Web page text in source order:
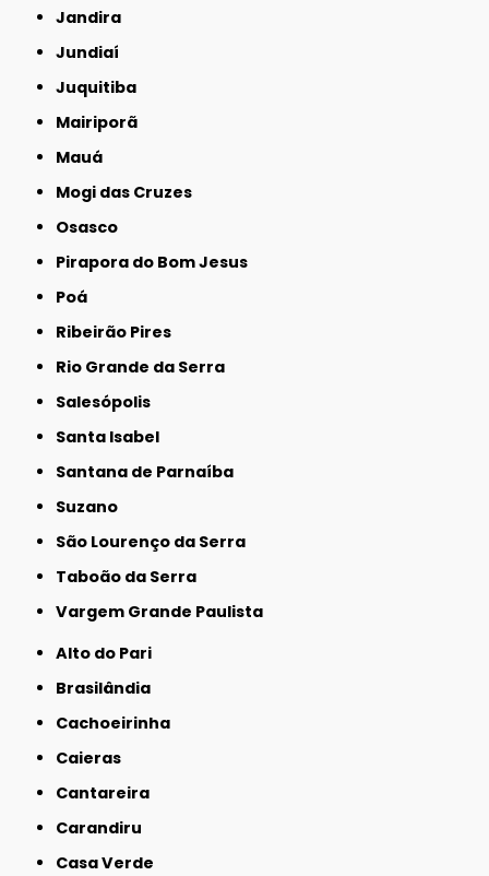
Jandira
Jundiaí
Juquitiba
Mairiporã
Mauá
Mogi das Cruzes
Osasco
Pirapora do Bom Jesus
Poá
Ribeirão Pires
Rio Grande da Serra
Salesópolis
Santa Isabel
Santana de Parnaíba
Suzano
São Lourenço da Serra
Taboão da Serra
Vargem Grande Paulista
Alto do Pari
Brasilândia
Cachoeirinha
Caieras
Cantareira
Carandiru
Casa Verde